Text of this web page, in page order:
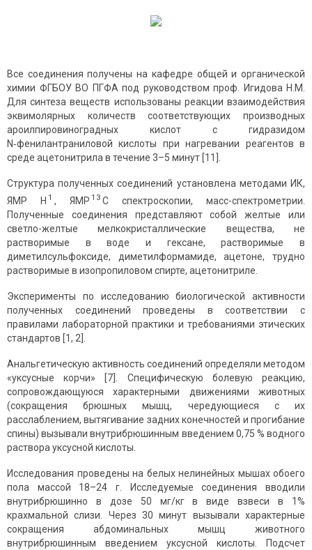
Все соединения получены на кафедре общей и органической
химии ФГБОУ ВО ПГФА под руководством проф. Игидова Н.М.
Для синтеза веществ использованы реакции взаимодействия
эквимолярных количеств соответствующих производных
ароилпировиноградных кислот с гидразидом
N‑фенилантраниловой кислоты при нагревании реагентов в
среде ацетонитрила в течение 3–5 минут [11].
Структура полученных соединений установлена методами ИК,
ЯМР H 1 , ЯМР 13 С спектроскопии, масс-спектрометрии.
Полученные соединения представляют собой желтые или
светло-желтые мелкокристаллические вещества, не
растворимые в воде и гексане, растворимые в
диметилсульфоксиде, диметилформамиде, ацетоне, трудно
растворимые в изопропиловом спирте, ацетонитриле.
Эксперименты по исследованию биологической активности
полученных соединений проведены в соответствии с
правилами лабораторной практики и требованиями этических
стандартов [1, 2].
Анальгетическую активность соединений определяли методом
«уксусные корчи» [7]. Специфическую болевую реакцию,
сопровождающуюся характерными движениями животных
(сокращения брюшных мышц, чередующиеся с их
расслаблением, вытягивание задних конечностей и прогибание
спины) вызывали внутрибрюшинным введением 0,75 % водного
раствора уксусной кислоты.
Исследования проведены на белых нелинейных мышах обоего
пола массой 18–24 г. Исследуемые соединения вводили
внутрибрюшинно в дозе 50 мг/кг в виде взвеси в 1%
крахмальной слизи. Через 30 минут вызывали характерные
сокращения абдоминальных мышц животного
внутрибрюшинным введением уксусной кислоты. Подсчет